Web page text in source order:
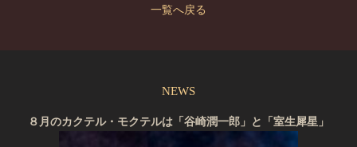
一覧へ戻る
NEWS
８月のカクテル・モクテルは「谷崎潤一郎」と「室生犀星」